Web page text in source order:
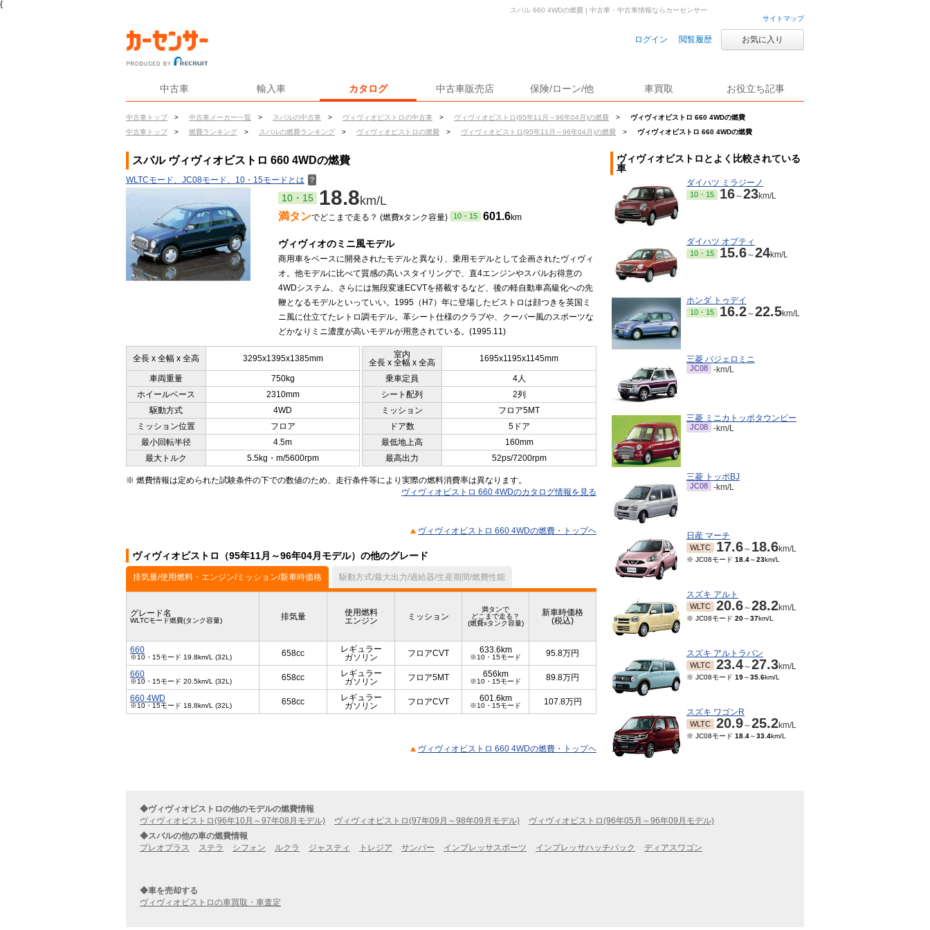
{
サイトマップ
ログイン 閲覧履歴 お気に入り
中古車 輸入車 カタログ 中古車販売店 保険/ローン/他 車買取 お役立ち記事
中古車トップ > 中古車メーカー一覧 > スバルの中古車 > ヴィヴィオビストロの中古車 > ヴィヴィオビストロ(95年11月～96年04月)の燃費 >
ヴィヴィオビストロ 660 4WDの燃費
中古車トップ
> 燃費ランキング > スバルの燃費ランキング > ヴィヴィオビストロの燃費 > ヴィヴィオビストロ(95年11月～96年04月)の燃費 > ヴィヴィオビストロ 660 4WDの燃費
スバル 660 4WDの燃費 | 中古車・中古車情報ならカーセンサー
スバル ヴィヴィオビストロ 660 4WDの燃費
WLTCモード、JC08モード、10・15モードとは ？
10・15 18.8km/L
満タンでどこまで走る？ (燃費xタンク容量) 10・15 601.6km
ヴィヴィオのミニ風モデル
商用車をベースに開発されたモデルと異なり、乗用モデルとして企画されたヴィヴィ
オ。他モデルに比べて質感の高いスタイリングで、直4エンジンやスバルお得意の
4WDシステム、さらには無段変速ECVTを搭載するなど、後の軽自動車高級化への先
鞭となるモデルといっていい。1995（H7）年に登場したビストロは顔つきを英国ミ
ニ風に仕立てたレトロ調モデル。革シート仕様のクラブや、クーパー風のスポーツな
どかなりミニ濃度が高いモデルが用意されている。(1995.11)
全長 x 全幅 x 全高 3295x1395x1385mm
室内
全長 x 全幅 x 全高
1695x1195x1145mm
車両重量 750kg 乗車定員
4人
ホイールベース
2310mm シート配列
2列
駆動方式
4WD ミッション
フロア5MT
ミッション位置
フロア ドア数
5ドア
最小回転半径
4.5m 最低地上高
160mm
最大トルク
5.5kg・m/5600rpm 最高出力 52ps/7200rpm
※ 燃費情報は定められた試験条件の下での数値のため、走行条件等により実際の燃料消費率は異なります。
ヴィヴィオビストロ 660 4WDのカタログ情報を見る
ヴィヴィオビストロ 660 4WDの燃費・トップヘ
ヴィヴィオビストロ（95年11月～96年04月モデル）の他のグレード
排気量/使用燃料・エンジン/ミッション/新車時価格 駆動方式/最大出力/過給器/生産期間/燃費性能
グレード名
WLTCモード燃費(タンク容量) 排気量
使用燃料
エンジン
ミッション
満タンで
どこまで走る？
(燃費xタンク容量)
新車時価格
(税込)
660
※10・15モード 19.8km/L (32L) 658cc
レギュラー
ガソリン
フロアCVT 633.6km
※10・15モード 95.8万円
660
※10・15モード 20.5km/L (32L) 658cc
レギュラー
ガソリン
フロア5MT 656km
※10・15モード 89.8万円
660 4WD
※10・15モード 18.8km/L (32L) 658cc
レギュラー
ガソリン
フロアCVT 601.6km
※10・15モード 107.8万円
ヴィヴィオビストロ 660 4WDの燃費・トップヘ
ヴィヴィオビストロとよく比較されている
車
ダイハツ ミラジーノ
10・15 16～23km/L
ダイハツ オプティ
10・15 15.6～24km/L
ホンダ トゥデイ
10・15 16.2～22.5km/L
三菱 パジェロミニ
JC08 -km/L
三菱 ミニカトッポタウンビー
JC08 -km/L
三菱 トッポBJ
JC08 -km/L
日産 マーチ
WLTC 17.6～ 18.6km/L
※ JC08モード 18.4～23km/L
スズキ アルト
WLTC 20.6～28.2km/L
※ JC08モード 20～37km/L
スズキ アルトラパン
WLTC 23.4～27.3km/L
※ JC08モード 19～35.6km/L
スズキ ワゴンR
WLTC 20.9～25.2km/L
※ JC08モード 18.4～33.4km/L
◆ヴィヴィオビストロの他のモデルの燃費情報
ヴィヴィオビストロ(96年10月～97年08月モデル)
ヴィヴィオビストロ(97年09月～98年09月モデル)
ヴィヴィオビストロ(96年05月～96年09月モデル)
◆スバルの他の車の燃費情報
プレオプラス
ステラ シフォン ルクラ ジャスティ トレジア サンバー インプレッサスポーツ インプレッサハッチバック ディアスワゴン
◆車を売却する
ヴィヴィオビストロの車買取・車査定